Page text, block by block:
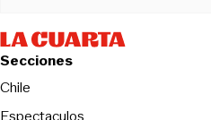
Secciones
Chile